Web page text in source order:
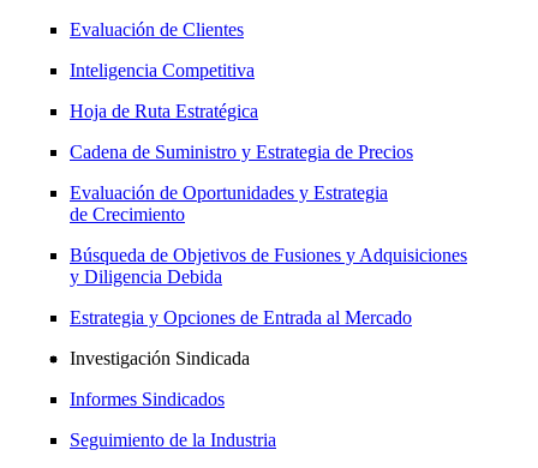
Evaluación de Clientes
Inteligencia Competitiva
Hoja de Ruta Estratégica
Cadena de Suministro y Estrategia de Precios
Evaluación de Oportunidades y Estrategia
de Crecimiento
Búsqueda de Objetivos de Fusiones y Adquisiciones
y Diligencia Debida
Estrategia y Opciones de Entrada al Mercado
Investigación Sindicada
Informes Sindicados
Seguimiento de la Industria